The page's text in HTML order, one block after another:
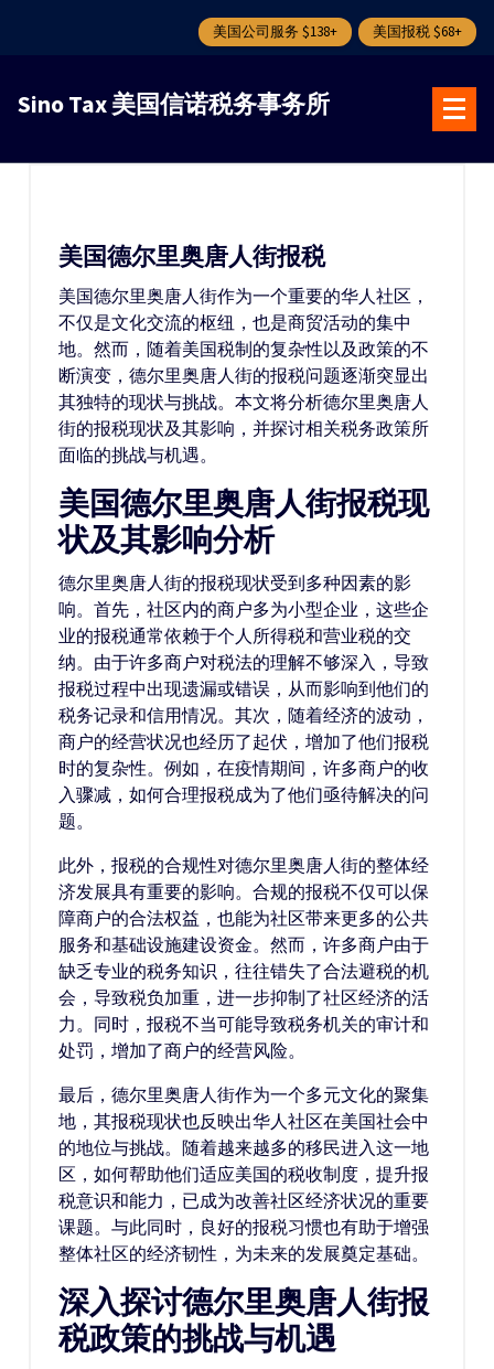
美国公司服务 $138+ 美国报税 $68+
Sino Tax 美国信诺税务事务所
美国德尔里奥唐人街报税
美国德尔里奥唐人街作为一个重要的华人社区，
不仅是文化交流的枢纽，也是商贸活动的集中
地。然而，随着美国税制的复杂性以及政策的不
断演变，德尔里奥唐人街的报税问题逐渐突显出
其独特的现状与挑战。本文将分析德尔里奥唐人
街的报税现状及其影响，并探讨相关税务政策所
面临的挑战与机遇。
美国德尔里奥唐人街报税现
状及其影响分析
德尔里奥唐人街的报税现状受到多种因素的影
响。首先，社区内的商户多为小型企业，这些企
业的报税通常依赖于个人所得税和营业税的交
纳。由于许多商户对税法的理解不够深入，导致
报税过程中出现遗漏或错误，从而影响到他们的
税务记录和信用情况。其次，随着经济的波动，
商户的经营状况也经历了起伏，增加了他们报税
时的复杂性。例如，在疫情期间，许多商户的收
入骤减，如何合理报税成为了他们亟待解决的问
题。
此外，报税的合规性对德尔里奥唐人街的整体经
济发展具有重要的影响。合规的报税不仅可以保
障商户的合法权益，也能为社区带来更多的公共
服务和基础设施建设资金。然而，许多商户由于
缺乏专业的税务知识，往往错失了合法避税的机
会，导致税负加重，进一步抑制了社区经济的活
力。同时，报税不当可能导致税务机关的审计和
处罚，增加了商户的经营风险。
最后，德尔里奥唐人街作为一个多元文化的聚集
地，其报税现状也反映出华人社区在美国社会中
的地位与挑战。随着越来越多的移民进入这一地
区，如何帮助他们适应美国的税收制度，提升报
税意识和能力，已成为改善社区经济状况的重要
课题。与此同时，良好的报税习惯也有助于增强
整体社区的经济韧性，为未来的发展奠定基础。
深入探讨德尔里奥唐人街报
税政策的挑战与机遇